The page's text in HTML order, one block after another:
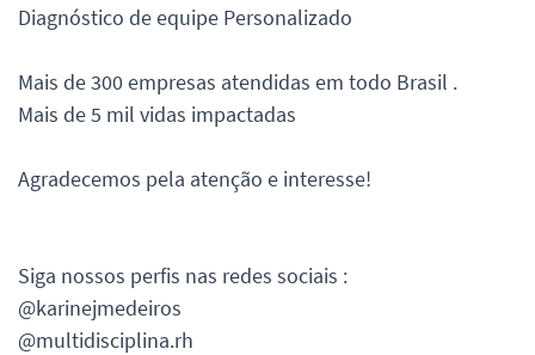
Diagnóstico de equipe Personalizado
Mais de 300 empresas atendidas em todo Brasil .
Mais de 5 mil vidas impactadas
Agradecemos pela atenção e interesse!
Siga nossos perfis nas redes sociais :
@karinejmedeiros
@multidisciplina.rh